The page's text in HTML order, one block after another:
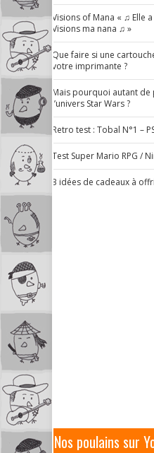
Visions of Mana « ♫ Elle
Visions ma nana ♫ »
Que faire si une
votre imprimante ?
Mais pourquoi autant
l’univers Star Wars ?
Retro test : Tobal N°1 –
Test Super Mario RPG /
3 idées de cadeaux à
Nos poulains sur